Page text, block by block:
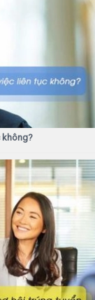
không?